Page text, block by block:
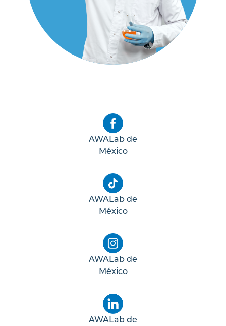
AWALab de
México
AWALab de
México
AWALab de
México
AWALab de